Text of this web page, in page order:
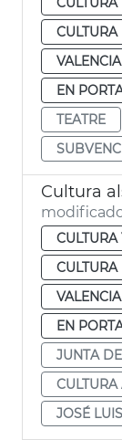
CULTURA
VALENCIA
EN
TEATRE
Cultura
CULTURA
CULTURA
VALENCIA
EN
JUNTA
CULTURA
JOSÉ